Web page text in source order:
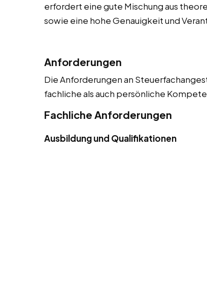
erfordert eine gute Mischung aus
sowie eine hohe Genauigkeit und
Anforderungen
Die Anforderungen an
fachliche als auch persönliche
Fachliche Anforderungen
Ausbildung und Qualifikationen